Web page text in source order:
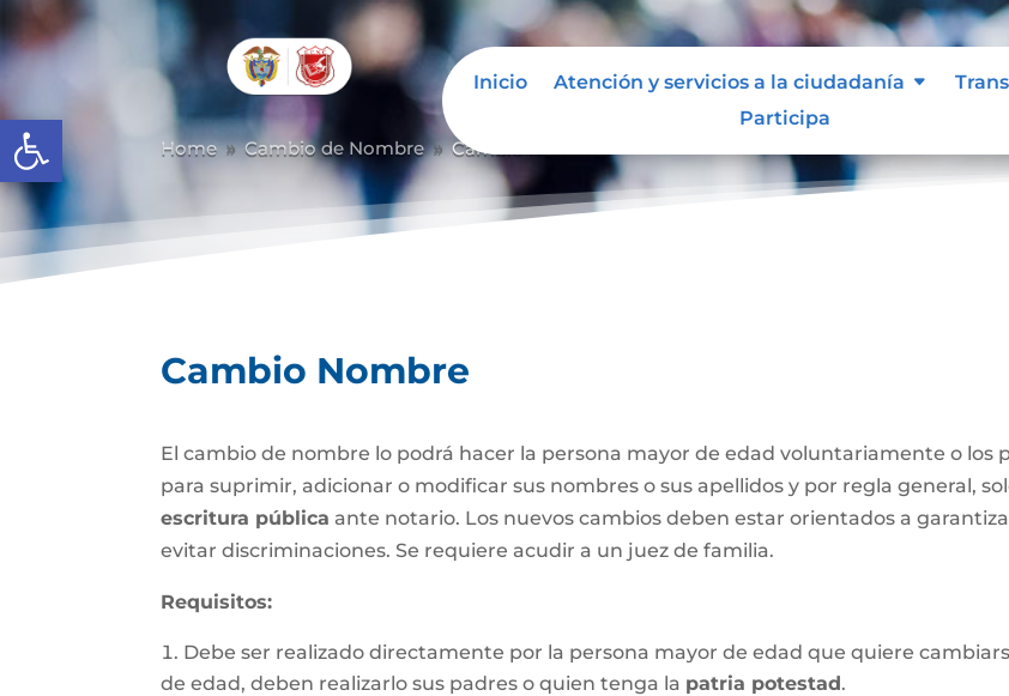
Abrir barra de herramientas
Inicio Atención y servicios a la ciudadanía
Participa
Home 9 Cambio de Nombre 9 Cambio Nombre
Cambio Nombre
El cambio de nombre lo podrá hacer la persona mayor de edad voluntariamente o los
para suprimir, adicionar o modificar sus nombres o sus apellidos y por regla general,
escritura pública ante notario. Los nuevos cambios deben estar orientados a
evitar discriminaciones. Se requiere acudir a un juez de familia.
Requisitos:
Debe ser realizado directamente por la persona mayor de edad que quiere
de edad, deben realizarlo sus padres o quien tenga la patria potestad.